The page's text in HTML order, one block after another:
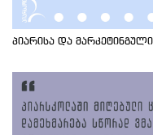
პიარისა და მარკეტინგული